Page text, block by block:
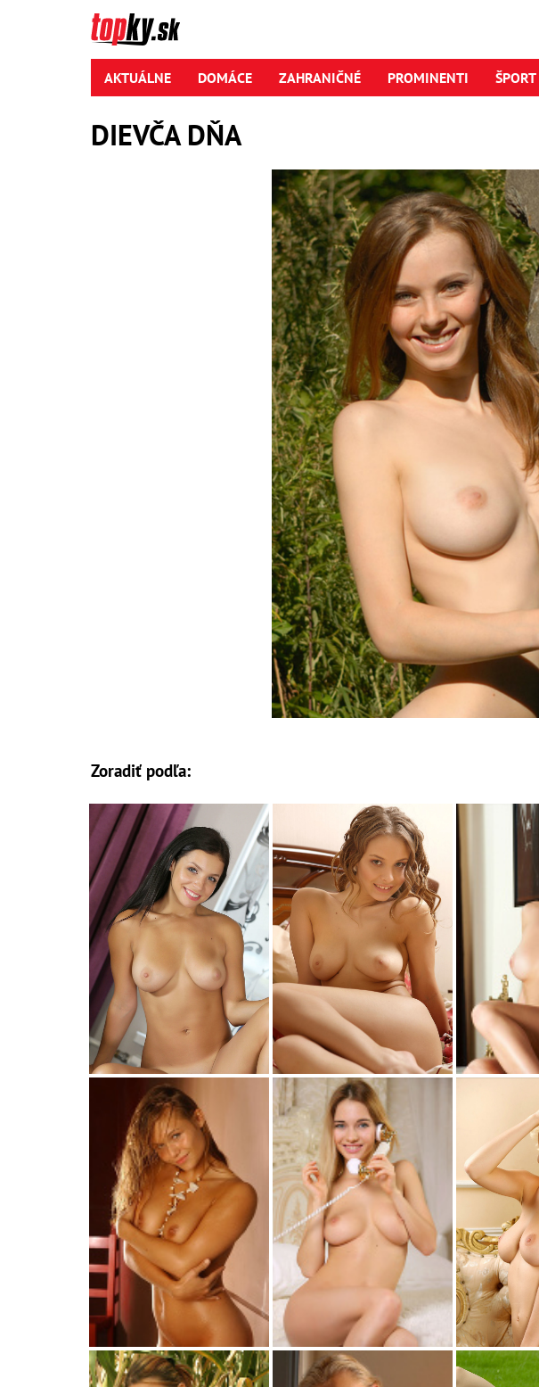
AKTUÁLNE DOMÁCE ZAHRANIČNÉ PROMINENTI ŠPORT
DIEVČA DŇA
Zoradiť podľa: